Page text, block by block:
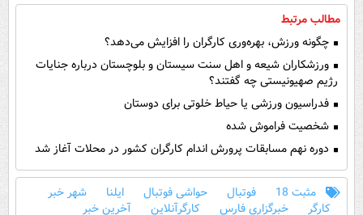
مطالب مرتبط
چگونه ورزش، بهره‌وری کارگران را افزایش می‌دهد؟
ورزشکاران شیعه و اهل سنت سیستان و بلوچستان درباره جنایات
رژیم صهیونیستی چه گفتند؟
فدراسیون ورزشی یا حیاط خلوتی برای دوستان
شخصیت فراموش شده
دوره نهم مسابقات پرورش اندام کارگران کشور در محلات آغاز شد
مثبت 18 فوتبال حواشی فوتبال ایلنا
شهر خبر
کارگر
خبرگزاری فارس کارگرآنلاین آخرین خبر